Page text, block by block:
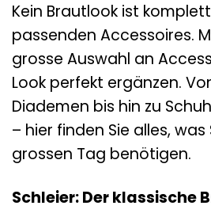
Kein Brautlook ist
passenden Accessoires.
grosse Auswahl an
Look perfekt ergänzen.
Diademen bis hin zu
– hier finden Sie alles, was
grossen Tag benötigen.
Schleier: Der klassische